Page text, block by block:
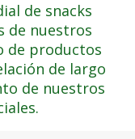
de snacks
de nuestros
de productos
de largo
de nuestros